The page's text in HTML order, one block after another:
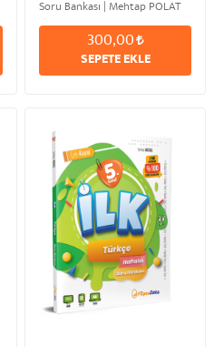
Soru Bankası | Mehtap POLAT
300,00
SEPETE EKLE